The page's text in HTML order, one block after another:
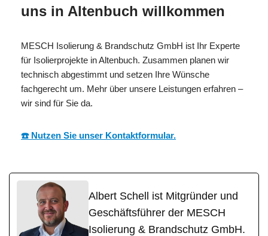
uns in Altenbuch willkommen
MESCH Isolierung & Brandschutz GmbH ist Ihr Experte
für Isolierprojekte in Altenbuch. Zusammen planen wir
technisch abgestimmt und setzen Ihre Wünsche
fachgerecht um. Mehr über unsere Leistungen erfahren –
wir sind für Sie da.
☎️ Nutzen Sie unser Kontaktformular.
Albert Schell ist Mitgründer und
Geschäftsführer der MESCH
Isolierung & Brandschutz GmbH.